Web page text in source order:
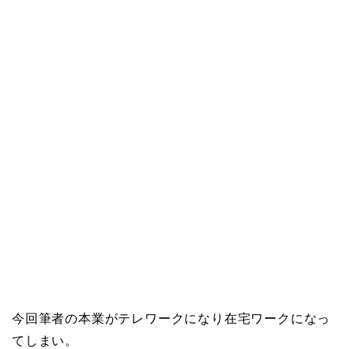
今回筆者の本業がテレワークになり在宅ワークになっ
てしまい。